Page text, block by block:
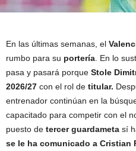
En las últimas semanas, el
rumbo para su portería . En lo
pasa y pasará porque Stole
2026/27 con el rol de titular.
entrenador continúan en la
capacitado para competir con el
puesto de tercer guardameta sí
se le ha comunicado a Cristian